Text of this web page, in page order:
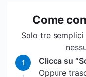
Come
Solo tre
1
Clicca su
Oppure